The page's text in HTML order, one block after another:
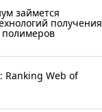
займется
получения
полимеров
Ranking Web of